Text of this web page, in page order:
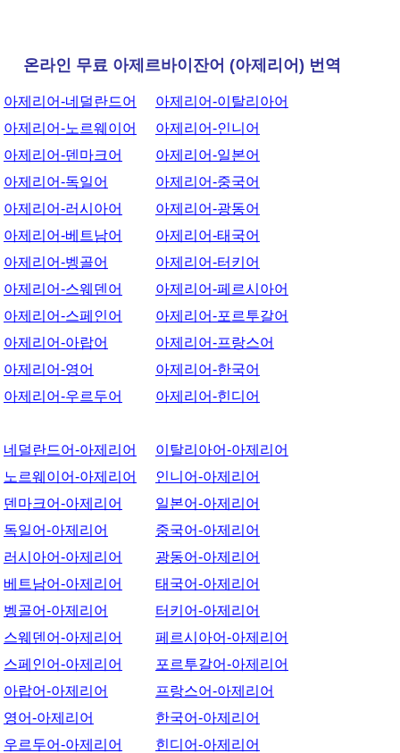
온라인 무료 아제르바이잔어 (아제리어) 번역
아제리어-네덜란드어
아제리어-노르웨이어
아제리어-덴마크어
아제리어-독일어
아제리어-러시아어
아제리어-베트남어
아제리어-벵골어
아제리어-스웨덴어
아제리어-스페인어
아제리어-아랍어
아제리어-영어
아제리어-우르두어
아제리어-이탈리아어
아제리어-인니어
아제리어-일본어
아제리어-중국어
아제리어-광동어
아제리어-태국어
아제리어-터키어
아제리어-페르시아어
아제리어-포르투갈어
아제리어-프랑스어
아제리어-한국어
아제리어-힌디어
네덜란드어-아제리어
노르웨이어-아제리어
덴마크어-아제리어
독일어-아제리어
러시아어-아제리어
베트남어-아제리어
벵골어-아제리어
스웨덴어-아제리어
스페인어-아제리어
아랍어-아제리어
영어-아제리어
우르두어-아제리어
이탈리아어-아제리어
인니어-아제리어
일본어-아제리어
중국어-아제리어
광동어-아제리어
태국어-아제리어
터키어-아제리어
페르시아어-아제리어
포르투갈어-아제리어
프랑스어-아제리어
한국어-아제리어
힌디어-아제리어